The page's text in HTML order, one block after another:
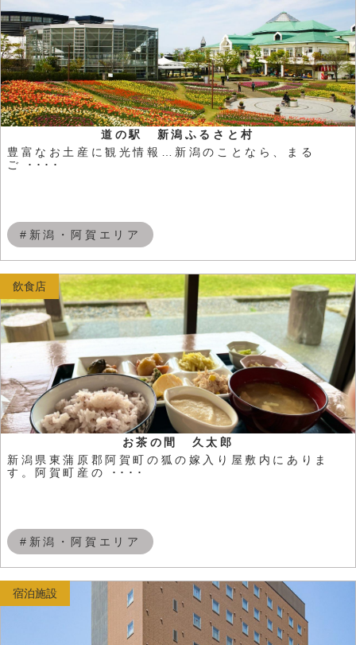
道の駅 新潟ふるさと村
豊富なお土産に観光情報…新潟のことなら、まる
ご ････
#新潟・阿賀エリア
お茶の間 久太郎
新潟県東蒲原郡阿賀町の狐の嫁入り屋敷内にありま
す。阿賀町産の ････
#新潟・阿賀エリア
飲食店
宿泊施設